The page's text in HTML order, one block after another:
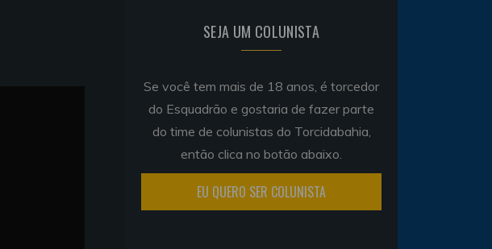
SEJA UM COLUNISTA
Se você tem mais de 18 anos, é torcedor
do Esquadrão e gostaria de fazer parte
do time de colunistas do Torcidabahia,
então clica no botão abaixo.
EU QUERO SER COLUNISTA